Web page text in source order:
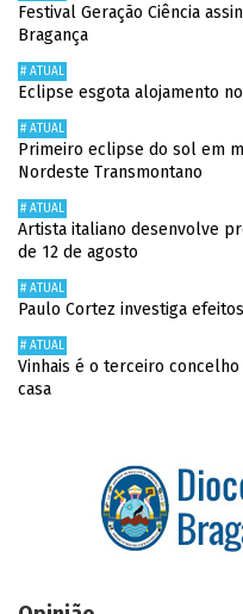
Festival Geração Ciência
Bragança
# ATUAL
Eclipse esgota alojamento
# ATUAL
Primeiro eclipse do sol em
Nordeste Transmontano
# ATUAL
Artista italiano desenvolve
de 12 de agosto
# ATUAL
Paulo Cortez investiga
# ATUAL
Vinhais é o terceiro
casa